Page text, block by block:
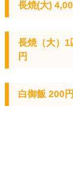
長焼(大)
長焼（大）1
円
白御飯 200円